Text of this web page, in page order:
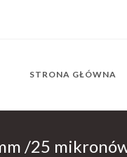
STRONA GŁÓWNA
/25